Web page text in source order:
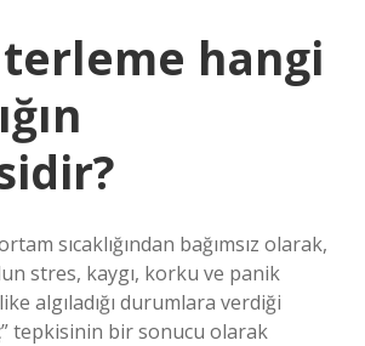
hangi
sıcaklığından bağımsız olarak,
stres, kaygı, korku ve panik
algıladığı durumlara verdiği
tepkisinin bir sonucu olarak